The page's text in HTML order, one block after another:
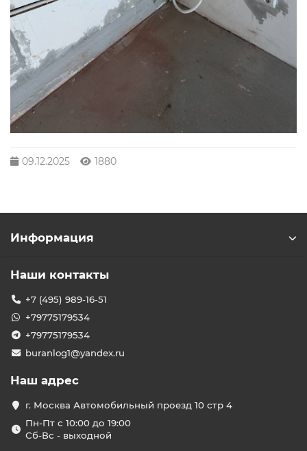
09.12.2025 1880
Информация
Наши контакты
+7 (495) 989-16-51
+79775179534
+79775179534
buranlog1@yandex.ru
Наш адрес
г. Москва Автомобильный проезд 10 стр 4
Пн-Пт с 10:00 до 19:00
Сб-Вс - выходной